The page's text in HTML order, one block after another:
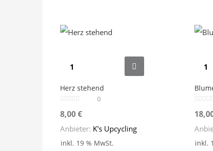
Herz stehend
0
8,00€
Anbieter: K's Upcycling
inkl. 19 % MwSt.
inkl.